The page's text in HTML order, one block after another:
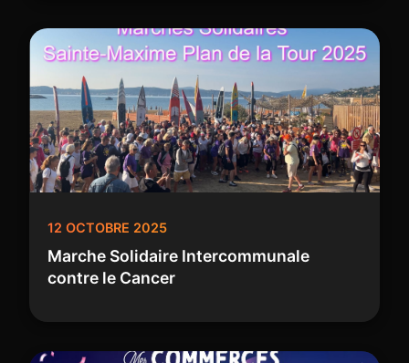
12 OCTOBRE 2025
Marche Solidaire Intercommunale
contre le Cancer